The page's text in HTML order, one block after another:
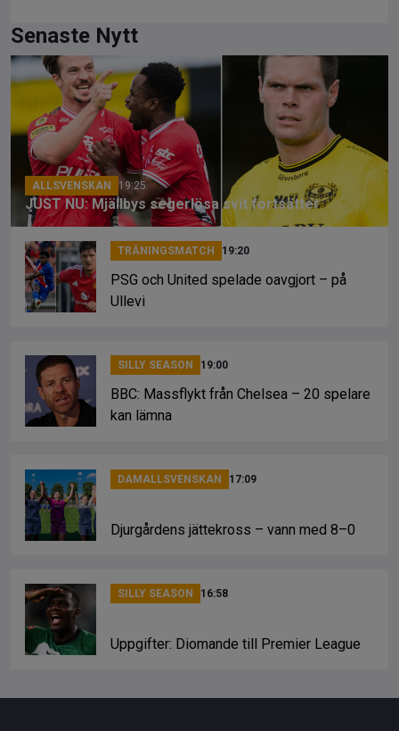
b
o
o
k
a
Li
n
k
Senaste Nytt
ALLSVENSKAN 19:25
JUST NU: Mjällbys segerlösa svit fortsätter
TRÄNINGSMATCH 19:20
PSG och United spelade oavgjort – på
Ullevi
SILLY SEASON 19:00
BBC: Massflykt från Chelsea – 20 spelare
kan lämna
DAMALLSVENSKAN 17:09
Djurgårdens jättekross – vann med 8–0
SILLY SEASON 16:58
Uppgifter: Diomande till Premier League